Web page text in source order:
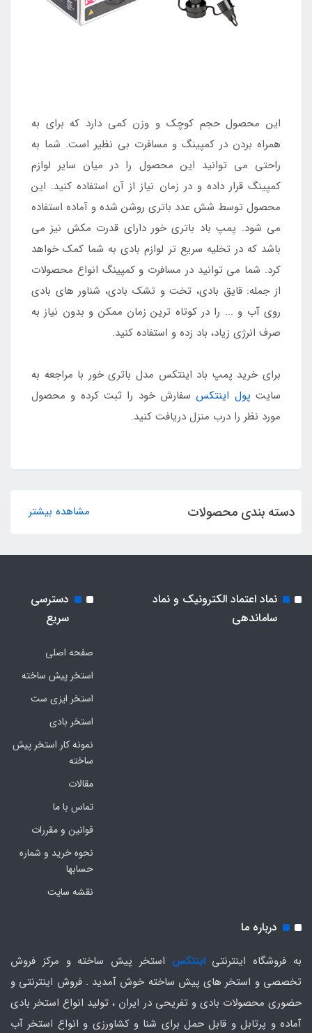
این محصول حجم کوچک و وزن کمی دارد که برای به
همراه بردن در کمپینگ و مسافرت بی نظیر است. شما به
راحتی می توانید این محصول را در میان سایر لوازم
کمپینگ قرار داده و در زمان نیاز از آن استفاده کنید. این
محصول توسط شش عدد باتری روشن شده و آماده استفاده
می شود. پمپ باد باتری خور دارای قدرت مکش نیز می
باشد که در تخلیه سریع تر لوازم بادی به شما کمک خواهد
کرد. شما می توانید در مسافرت و کمپینگ انواع محصولات
از جمله: قایق بادی، تخت و تشک بادی، شناور های بادی
روی آب و ... را در کوتاه ترین زمان ممکن و بدون نیاز به
صرف انرژی زیاد، باد زده و استفاده کنید.
برای خرید پمپ باد اینتکس مدل باتری خور با مراجعه به
سایت پول اینتکس سفارش خود را ثبت کرده و محصول
مورد نظر را درب منزل دریافت کنید.
دسته بندی محصولات مشاهده بیشتر
نماد اعتماد الکترونیک و نماد
ساماندهی
دسترسی
سریع
صفحه اصلی
استخر پیش ساخته
استخر ایزی ست
استخر بادی
نمونه کار استخر پیش
ساخته
مقالات
تماس با ما
قوانین و مقررات
نحوه خرید و شماره
حسابها
نقشه سایت
درباره ما
به فروشگاه اینترنتیاینتکس استخر پیش ساخته و مرکز فروش
تخصصی و استخر های پیش ساخته خوش آمدید . فروش اینترنتی و
حضوری محصولات بادی و تفریحی در ایران ، تولید انواع استخر بادی
آماده و پرتابل و قابل حمل برای شنا و کشاورزی و انواع استخر آب